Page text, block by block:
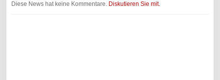
Diese News hat keine Kommentare. Diskutieren Sie mit.